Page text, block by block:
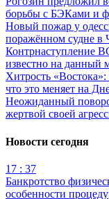
борьбы с БЭКами и
Новый пожар у
поражённом судне в
Контрнаступление
известно на данный
Хитрость
что это меняет на
Неожиданный
жертвой своей
Новости сегодня
17 : 37
Банкротство
особенности